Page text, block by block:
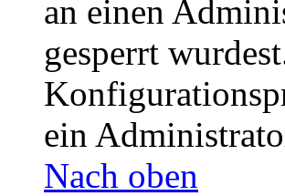
an einen
gesperrt
ein
Nach oben